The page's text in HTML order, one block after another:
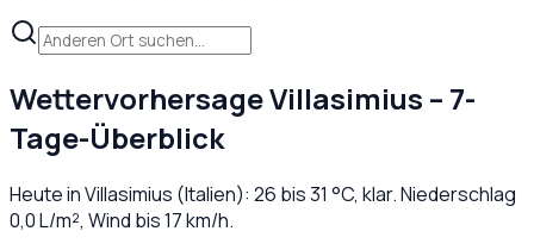
WettervorhersageVillasimius – 7-
Tage-Überblick
Heute inVillasimius (Italien): 26 bis31 °C, klar. Niederschlag
0,0L/m², Wind bis17km/h.